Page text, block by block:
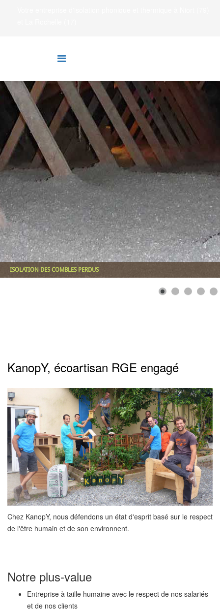
KanopY, écoartisan RGE engagé
Chez KanopY, nous défendons un état d'esprit basé sur le respect
de l'être humain et de son environnent.
Notre plus-value
Entreprise à taille humaine avec le respect de nos salariés
et de nos clients